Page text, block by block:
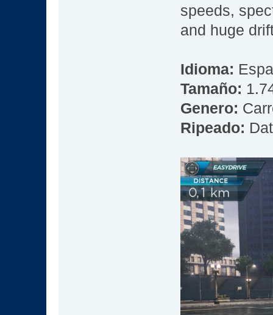
speeds,
and huge
Idioma:
Tamaño:
Genero:
Ripeado: